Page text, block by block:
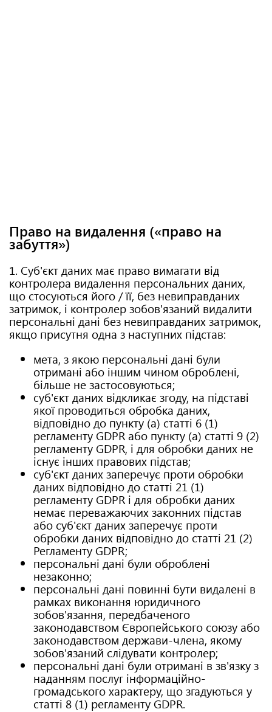
Право на видалення («право на
забуття»)
1. Суб'єкт даних має право вимагати від
контролера видалення персональних даних,
що стосуються його / її, без невиправданих
затримок, і контролер зобов'язаний видалити
персональні дані без невиправданих затримок,
якщо присутня одна з наступних підстав:
мета, з якою персональні дані були
отримані або іншим чином оброблені,
більше не застосовуються;
суб'єкт даних відкликає згоду, на підставі
якої проводиться обробка даних,
відповідно до пункту (а) статті 6 (1)
регламенту GDPR або пункту (а) статті 9 (2)
регламенту GDPR, і для обробки даних не
існує інших правових підстав;
суб'єкт даних заперечує проти обробки
даних відповідно до статті 21 (1)
регламенту GDPR і для обробки даних
немає переважаючих законних підстав
або суб'єкт даних заперечує проти
обробки даних відповідно до статті 21 (2)
Регламенту GDPR;
персональні дані були оброблені
незаконно;
персональні дані повинні бути видалені в
рамках виконання юридичного
зобов'язання, передбаченого
законодавством Європейського союзу або
законодавством держави-члена, якому
зобов'язаний слідувати контролер;
персональні дані були отримані в зв'язку з
наданням послуг інформаційно-
громадського характеру, що згадуються у
статті 8 (1) регламенту GDPR.